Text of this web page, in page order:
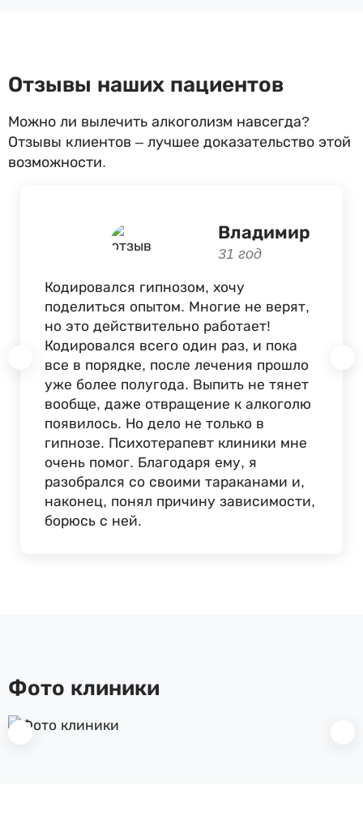
Отзывы наших пациентов
Можно ли вылечить алкоголизм навсегда?
Отзывы клиентов – лучшее доказательство этой
возможности.
Владимир
31 год
Кодировался гипнозом, хочу
поделиться опытом. Многие не верят,
но это действительно работает!
Кодировался всего один раз, и пока
все в порядке, после лечения прошло
уже более полугода. Выпить не тянет
вообще, даже отвращение к алкоголю
появилось. Но дело не только в
гипнозе. Психотерапевт клиники мне
очень помог. Благодаря ему, я
разобрался со своими тараканами и,
наконец, понял причину зависимости,
борюсь с ней.
Фото клиники